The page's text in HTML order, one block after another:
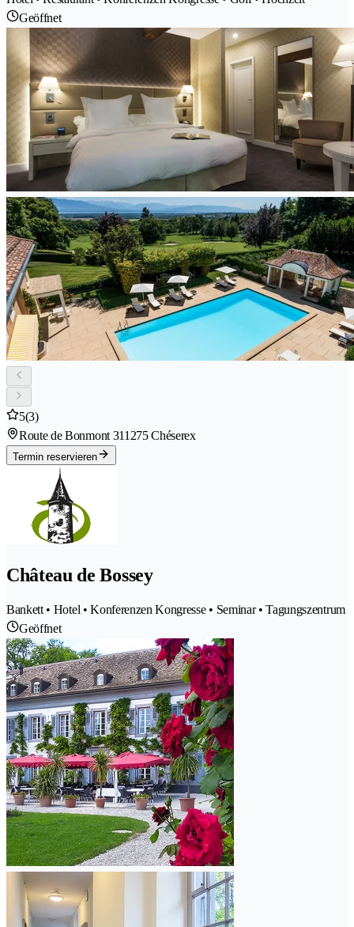
Geöffnet
5(3)
Route de Bonmont 311275 Chéserex
Termin reservieren
Château de Bossey
Bankett • Hotel • Konferenzen Kongresse • Seminar • Tagungszentrum
Geöffnet